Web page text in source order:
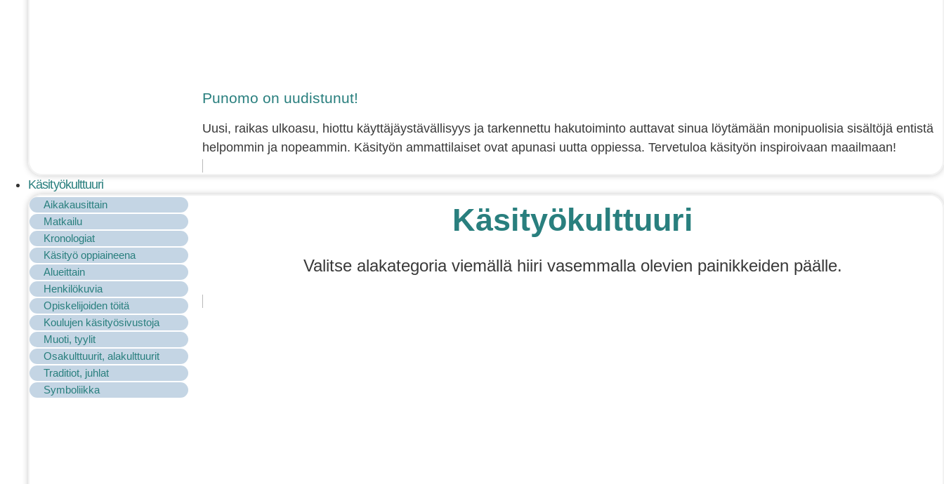
Punomo on uudistunut!
Uusi, raikas ulkoasu, hiottu käyttäjäystävällisyys ja tarkennettu hakutoiminto auttavat sinua löytämään monipuolisia sisältöjä entistä
helpommin ja nopeammin. Käsityön ammattilaiset ovat apunasi uutta oppiessa. Tervetuloa käsityön inspiroivaan maailmaan!
Käsityökulttuuri
Aikakausittain
Matkailu
Kronologiat
Käsityö oppiaineena
Alueittain
Henkilökuvia
Opiskelijoiden töitä
Koulujen käsityösivustoja
Muoti, tyylit
Osakulttuurit, alakulttuurit
Traditiot, juhlat
Symboliikka
Käsityökulttuuri
Valitse alakategoria viemällä hiiri vasemmalla olevien painikkeiden päälle.